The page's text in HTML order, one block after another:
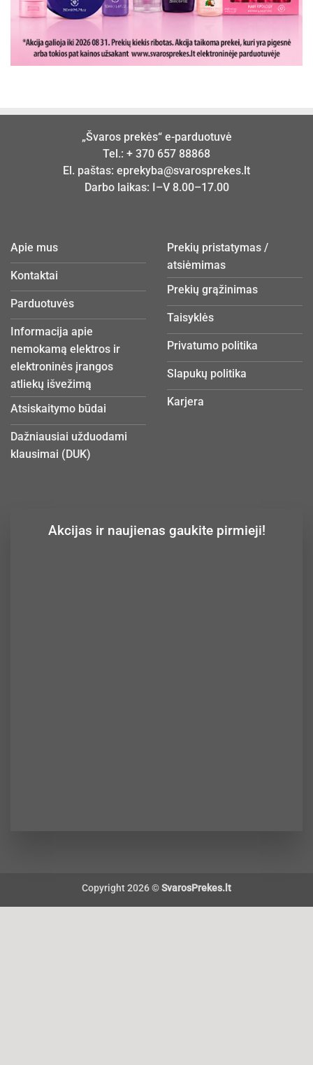
„Švaros prekės“ e-parduotuvė
Tel.: + 370 657 88868
El. paštas: eprekyba@svarosprekes.lt
Darbo laikas: I–V 8.00–17.00
Apie mus
Kontaktai
Parduotuvės
Informacija apie
nemokamą elektros ir
elektroninės įrangos
atliekų išvežimą
Atsiskaitymo būdai
Dažniausiai užduodami
klausimai (DUK)
Prekių pristatymas /
atsiėmimas
Prekių grąžinimas
Taisyklės
Privatumo politika
Slapukų politika
Karjera
Akcijas ir naujienas gaukite pirmieji!
Copyright 2026 ©SvarosPrekes.lt